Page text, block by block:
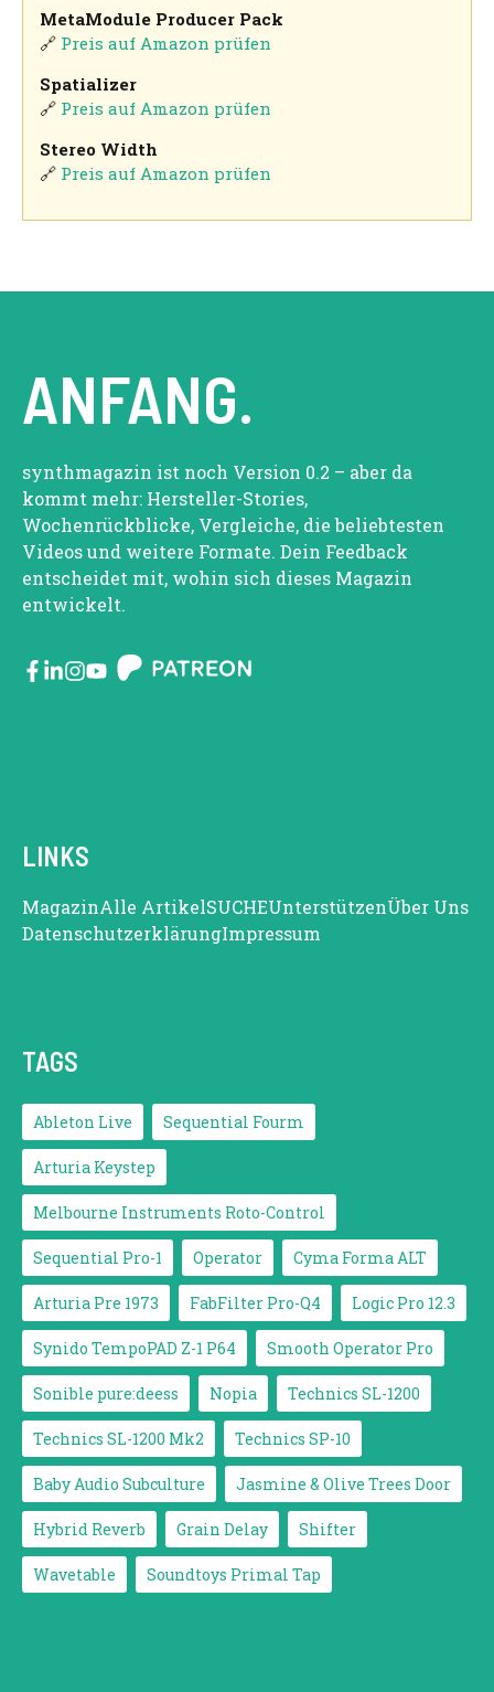
MetaModule Producer Pack
🔗 Preis auf Amazon prüfen
Spatializer
🔗 Preis auf Amazon prüfen
Stereo Width
🔗 Preis auf Amazon prüfen
ANFANG.
synthmagazin ist noch Version 0.2 – aber da
kommt mehr: Hersteller-Stories,
Wochenrückblicke, Vergleiche, die beliebtesten
Videos und weitere Formate. Dein Feedback
entscheidet mit, wohin sich dieses Magazin
entwickelt.
LINKS
MagazinAlle ArtikelSUCHEUnterstützenÜber Uns
DatenschutzerklärungImpressum
TAGS
Ableton Live Sequential Fourm
Arturia Keystep
Melbourne Instruments Roto-Control
Sequential Pro-1 Operator Cyma Forma ALT
Arturia Pre 1973 FabFilter Pro-Q4 Logic Pro 12.3
Synido TempoPAD Z-1 P64 Smooth Operator Pro
Sonible pure:deess Nopia Technics SL-1200
Technics SL-1200 Mk2 Technics SP-10
Baby Audio Subculture Jasmine & Olive Trees Door
Hybrid Reverb Grain Delay Shifter
Wavetable Soundtoys Primal Tap